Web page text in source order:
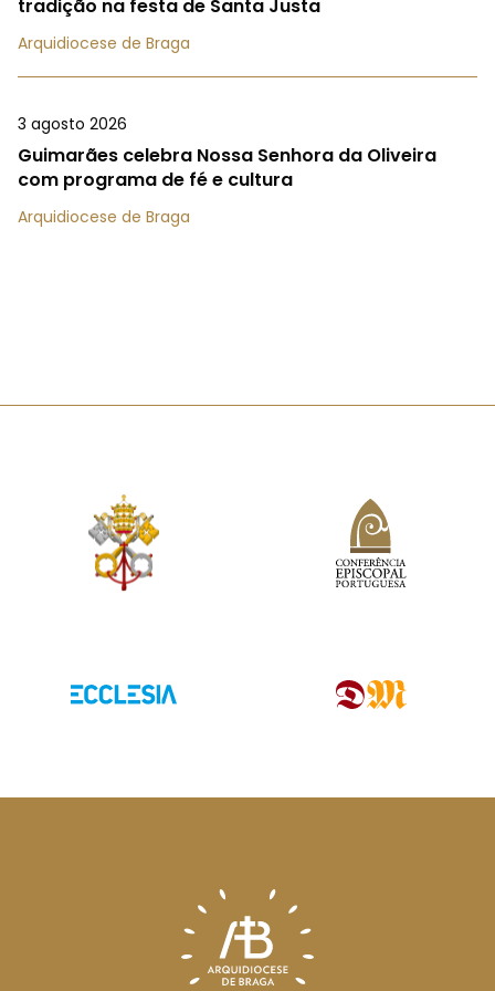
tradição na festa de Santa Justa
Arquidiocese de Braga
3 agosto 2026
Guimarães celebra Nossa Senhora da Oliveira
com programa de fé e cultura
Arquidiocese de Braga